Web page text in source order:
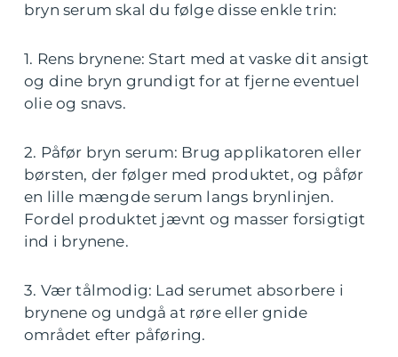
bryn serum skal du følge disse enkle trin:
1. Rens brynene: Start med at vaske dit ansigt
og dine bryn grundigt for at fjerne eventuel
olie og snavs.
2. Påfør bryn serum: Brug applikatoren eller
børsten, der følger med produktet, og påfør
en lille mængde serum langs brynlinjen.
Fordel produktet jævnt og masser forsigtigt
ind i brynene.
3. Vær tålmodig: Lad serumet absorbere i
brynene og undgå at røre eller gnide
området efter påføring.